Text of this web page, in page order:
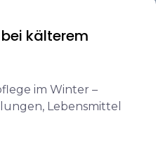
bei kälterem
im Winter –
Lebensmittel